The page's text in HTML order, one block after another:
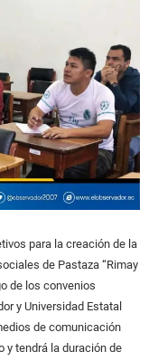
para la creación de la
de Pastaza “Rimay
de los convenios
y Universidad Estatal
de comunicación
y tendrá la duración de